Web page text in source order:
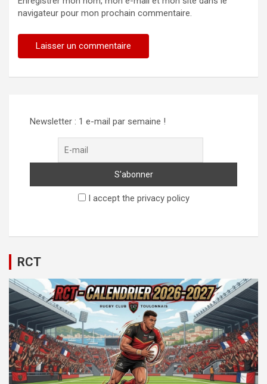
navigateur pour mon prochain commentaire.
Newsletter : 1 e-mail par semaine !
I accept the privacy policy
RCT